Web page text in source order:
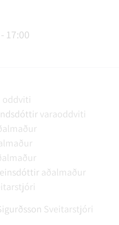
17:00
oddviti
varaoddviti
aðalmaður
Sveitarstjóri